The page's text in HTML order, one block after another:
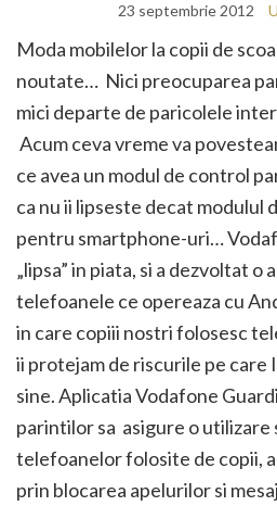
23 septembrie 2012
Moda mobilelor la copii de
noutate… Nici preocuparea
mici departe de paricolele
Acum ceva vreme va
ce avea un modul de control
ca nu ii lipseste decat modulul
pentru smartphone-uri…
„lipsa” in piata, si a dezvoltat o
telefoanele ce opereaza cu
in care copiii nostri folosesc
ii protejam de riscurile pe care
sine. Aplicatia Vodafone
parintilor sa asigure o utilizare
telefoanelor folosite de copii,
prin blocarea apelurilor si